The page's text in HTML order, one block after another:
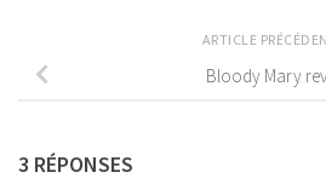
ARTICLE
Bloody Mary
3 RÉPONSES